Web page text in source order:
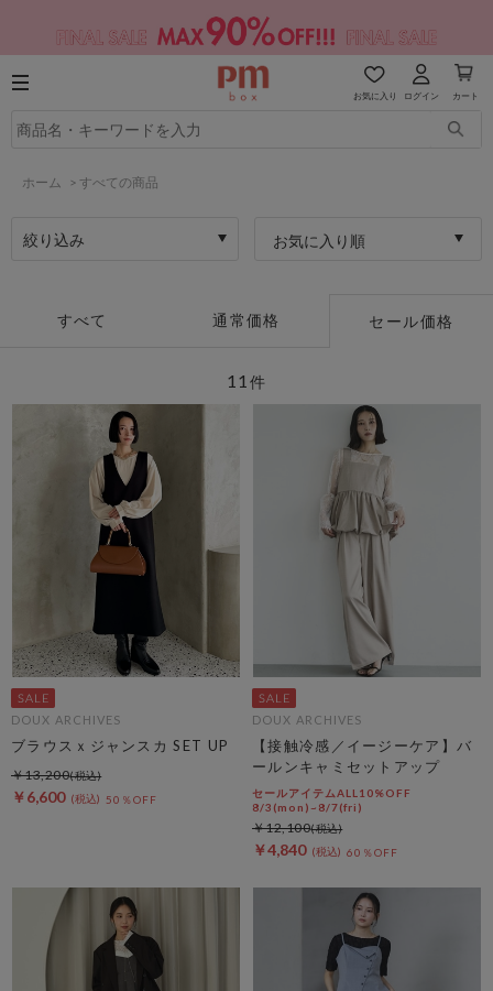
お気に入り ログイン カート
ホーム > すべての商品
絞り込み お気に入り順
すべて 通常価格 セール価格
11 件
DOUX ARCHIVES
ブラウスｘジャンスカ SET UP
￥6,600 50％OFF
￥13,200
DOUX ARCHIVES
【接触冷感／イージーケア】バ
ールンキャミセットアップ
セールアイテムALL10%OFF
8/3(mon)~8/7(fri)
￥4,840 60％OFF
￥12,100